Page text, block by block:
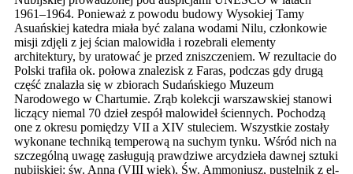
1961–1964. Ponieważ z powodu budowy Wysokiej Tamy
Asuańskiej katedra miała być zalana wodami Nilu, członkowie
misji zdjęli z jej ścian malowidła i rozebrali elementy
architektury, by uratować je przed zniszczeniem. W rezultacie do
Polski trafiła ok. połowa znalezisk z Faras, podczas gdy drugą
część znalazła się w zbiorach Sudańskiego Muzeum
Narodowego w Chartumie. Zrąb kolekcji warszawskiej stanowi
liczący niemal 70 dzieł zespół malowideł ściennych. Pochodzą
one z okresu pomiędzy VII a XIV stuleciem. Wszystkie zostały
wykonane techniką temperową na suchym tynku. Wśród nich na
szczególną uwagę zasługują prawdziwe arcydzieła dawnej sztuki
nubijskiej: św. Anna (VIII wiek), Św. Ammoniusz, pustelnik z el-